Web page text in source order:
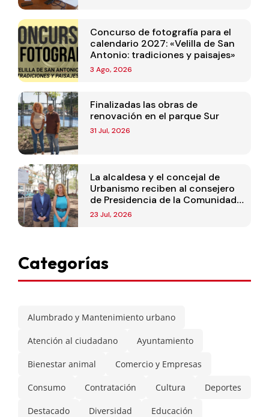
Concurso de fotografía para el
calendario 2027: «Velilla de San
Antonio: tradiciones y paisajes»
3 Ago, 2026
Finalizadas las obras de
renovación en el parque Sur
31 Jul, 2026
La alcaldesa y el concejal de
Urbanismo reciben al consejero
de Presidencia de la Comunidad
de Madrid
23 Jul, 2026
Categorías
Alumbrado y Mantenimiento urbano
Atención al ciudadano Ayuntamiento
Bienestar animal Comercio y Empresas
Consumo Contratación Cultura Deportes
Destacado Diversidad Educación